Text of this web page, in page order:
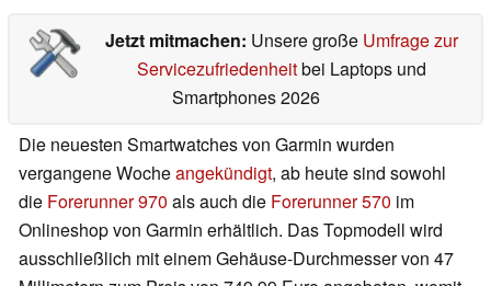
Jetzt mitmachen: Unsere große Umfrage zur
Servicezufriedenheitbei Laptops und
Smartphones 2026
Die neuesten Smartwatches von Garmin wurden
vergangene Wocheangekündigt, ab heute sind sowohl
die Forerunner 970 als auch die Forerunner 570 im
Onlineshop von Garmin erhältlich. Das Topmodell wird
ausschließlich mit einem Gehäuse-Durchmesser von 47